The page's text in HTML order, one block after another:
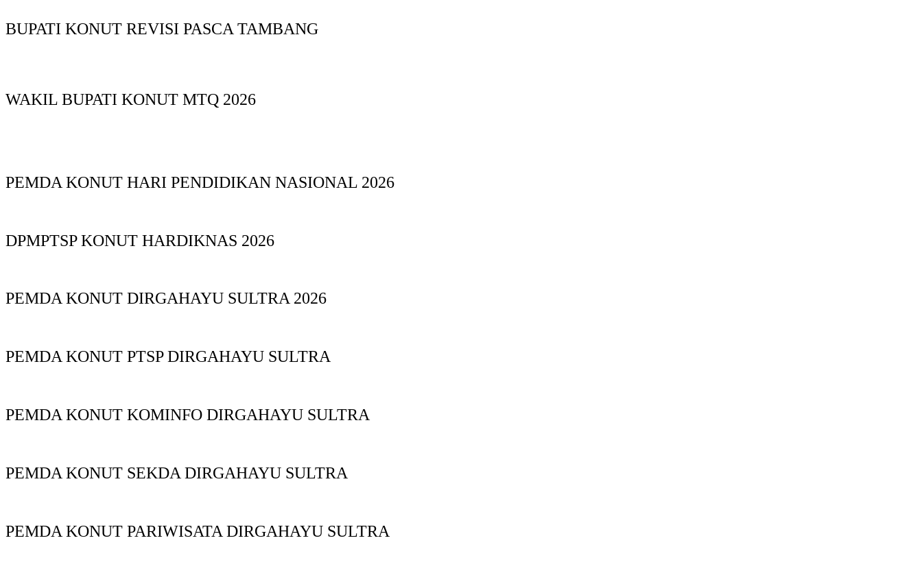
BUPATI KONUT REVISI PASCA TAMBANG
WAKIL BUPATI KONUT MTQ 2026
PEMDA KONUT HARI PENDIDIKAN NASIONAL 2026
DPMPTSP KONUT HARDIKNAS 2026
PEMDA KONUT DIRGAHAYU SULTRA 2026
PEMDA KONUT PTSP DIRGAHAYU SULTRA
PEMDA KONUT KOMINFO DIRGAHAYU SULTRA
PEMDA KONUT SEKDA DIRGAHAYU SULTRA
PEMDA KONUT PARIWISATA DIRGAHAYU SULTRA